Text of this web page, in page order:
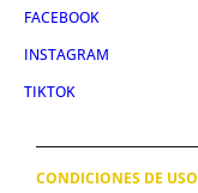
FACEBOOK
INSTAGRAM
TIKTOK
CONDICIONES DE USO